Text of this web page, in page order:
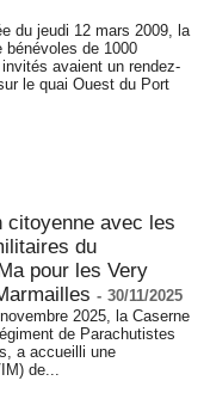
du jeudi 12 mars 2009, la
bénévoles de 1000
avaient un rendez-
le quai Ouest du Port
citoyenne avec les
du
pour les Very
- 30/11/2025
2025, la Caserne
de Parachutistes
a accueilli une
de...